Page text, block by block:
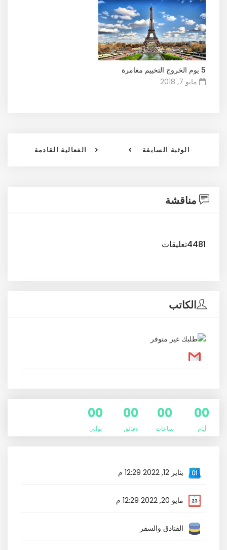
5 يوم الخروج التخييم مغامرة
مايو 7, 2018
الوثبة السابقة الفعالية القادمة
مناقشة
4481تعليقات
الكاتب
00
أيام
00
ساعات
00
دقائق
00
ثواني
يناير 12, 2022 12:29 م
مايو 20, 2022 12:29 م
الفنادق والسفر